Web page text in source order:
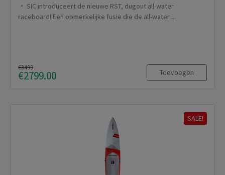
SIC introduceert de nieuwe RST, dugout all-water
raceboard! Een opmerkelijke fusie die de all-water ...
€3499
€2799.00 Toevoegen
SALE!